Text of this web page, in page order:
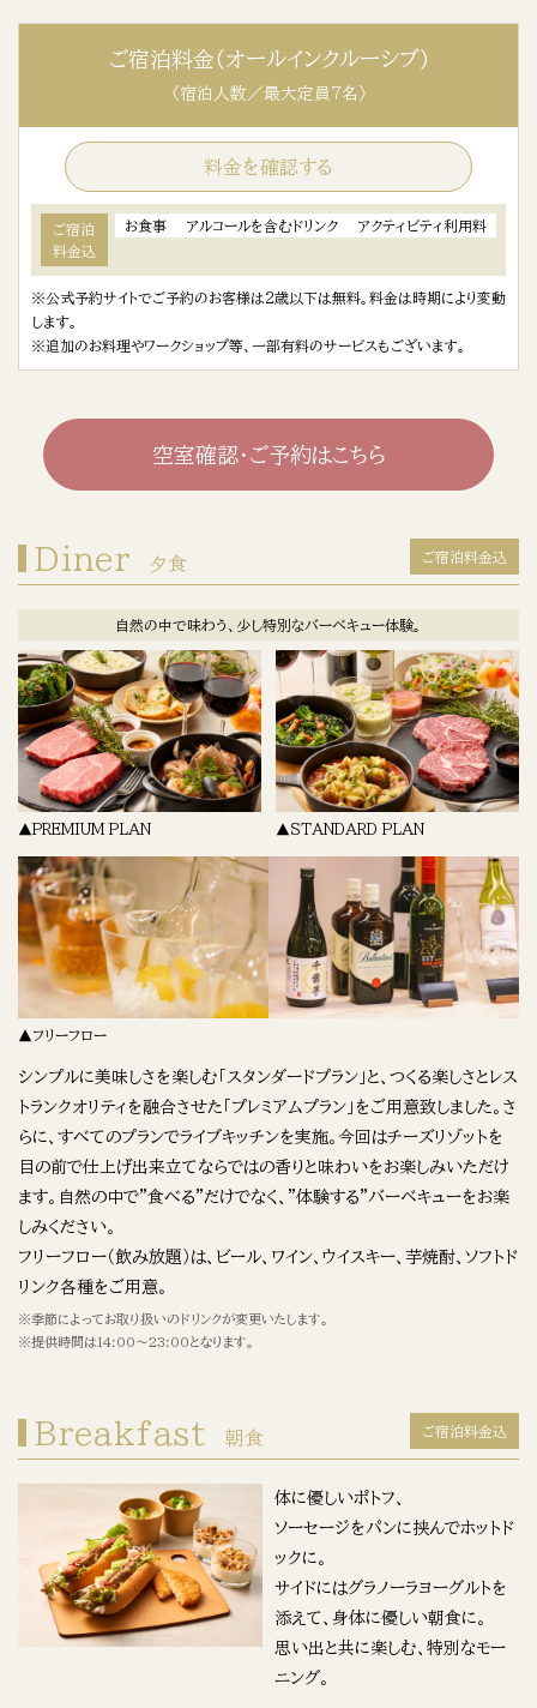
ご宿泊料金(オールインクルーシブ)
〈宿泊人数／最大定員7名〉
料金を確認する
ご宿泊
料金込
お食事 アルコールを含むドリンク アクティビティ利用料
※公式予約サイトでご予約のお客様は2歳以下は無料。料金は時期により変動
します。
※追加のお料理やワークショップ等、一部有料のサービスもございます。
空室確認・ご予約はこちら
Diner 夕食 ご宿泊料金込
自然の中で味わう、少し特別なバーベキュー体験。
▲PREMIUM PLAN ▲STANDARD PLAN
▲フリーフロー
シンプルに美味しさを楽しむ「スタンダードプラン」と、つくる楽しさとレス
トランクオリティを融合させた「プレミアムプラン」をご用意致しました。さ
らに、すべてのプランでライブキッチンを実施。今回はチーズリゾットを
目の前で仕上げ出来立てならではの香りと味わいをお楽しみいただけ
ます。自然の中で"食べる"だけでなく、"体験する"バーベキューをお楽
しみください。
フリーフロー（飲み放題）は、ビール、ワイン、ウイスキー、芋焼酎、ソフトド
リンク各種をご用意。
※季節によってお取り扱いのドリンクが変更いたします。
※提供時間は14:00〜23:00となります。
Breakfast 朝食 ご宿泊料金込
体に優しいポトフ、
ソーセージをパンに挟んでホットド
ックに。
サイドにはグラノーラヨーグルトを
添えて、身体に優しい朝食に。
思い出と共に楽しむ、特別なモー
ニング。